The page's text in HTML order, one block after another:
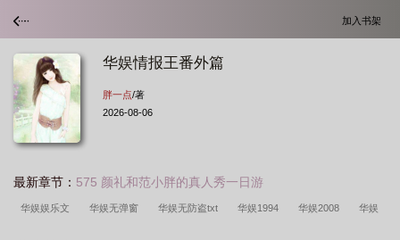
加入书架
华娱情报王番外篇
胖一点/著
2026-08-06
最新章节： 575 颜礼和范小胖的真人秀一日游
华娱娱乐文 华娱无弹窗 华娱无防盗txt 华娱1994 华娱2008 华娱